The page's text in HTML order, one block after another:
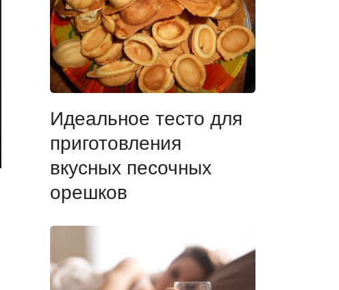
Идеальное тесто для
приготовления
вкусных песочных
орешков